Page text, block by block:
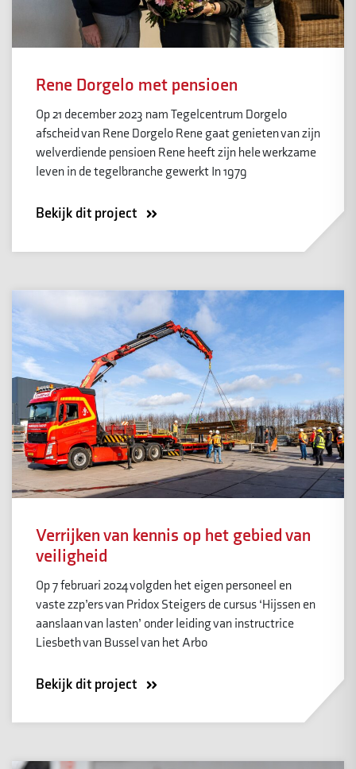
Rene Dorgelo met pensioen
Op 21 december 2023 nam Tegelcentrum Dorgelo
afscheid van Rene Dorgelo Rene gaat genieten van zijn
welverdiende pensioen Rene heeft zijn hele werkzame
leven in de tegelbranche gewerkt In 1979
Bekijk dit project
Verrijken van kennis op het gebied van
veiligheid
Op 7 februari 2024 volgden het eigen personeel en
vaste zzp’ers van Pridox Steigers de cursus ‘Hijssen en
aanslaan van lasten’ onder leiding van instructrice
Liesbeth van Bussel van het Arbo
Bekijk dit project